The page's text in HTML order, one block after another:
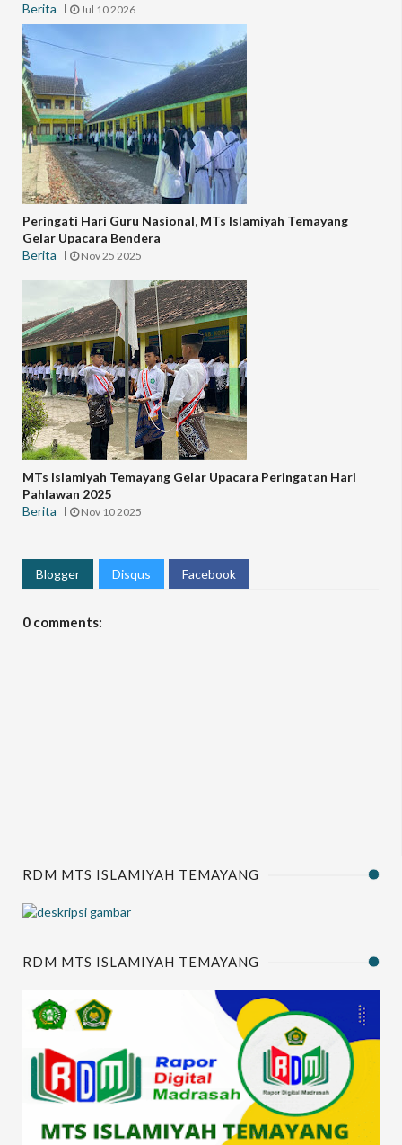
Berita
Jul 10 2026
Peringati Hari Guru Nasional, MTs Islamiyah Temayang
Gelar Upacara Bendera
Berita
Nov 25 2025
MTs Islamiyah Temayang Gelar Upacara Peringatan Hari
Pahlawan 2025
Berita
Nov 10 2025
Blogger Disqus Facebook
0 comments:
RDM MTS ISLAMIYAH TEMAYANG
RDM MTS ISLAMIYAH TEMAYANG